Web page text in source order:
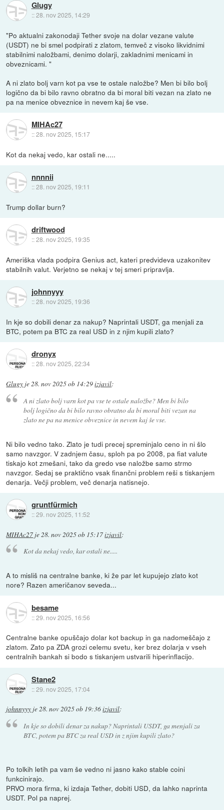
Glugy
::28. nov 2025, 14:29
"Po aktualni zakonodaji Tether svoje na dolar vezane valute
(USDT) ne bi smel podpirati z zlatom, temveč z visoko likvidnimi
stabilnimi naložbami, denimo dolarji, zakladnimi menicami in
obveznicami. "
A ni zlato bolj varn kot pa vse te ostale naložbe? Men bi bilo bolj
logično da bi bilo ravno obratno da bi moral biti vezan na zlato ne
pa na menice obveznice in nevem kaj še vse.
MIHAc27
::28. nov 2025, 15:17
Kot da nekaj vedo, kar ostali ne.....
nnnnii
::28. nov 2025, 19:11
Trump dollar burn?
driftwood
::28. nov 2025, 19:35
Ameriška vlada podpira Genius act, kateri predvideva uzakonitev
stabilnih valut. Verjetno se nekaj v tej smeri pripravlja.
johnnyyy
::28. nov 2025, 19:36
In kje so dobili denar za nakup? Naprintali USDT, ga menjali za
BTC, potem pa BTC za real USD in z njim kupili zlato?
dronyx
::28. nov 2025, 22:34
Glugy je28. nov 2025 ob 14:29izjavil:
A ni zlato bolj varn kot pa vse te ostale naložbe? Men bi bilo
bolj logično da bi bilo ravno obratno da bi moral biti vezan na
zlato ne pa na menice obveznice in nevem kaj še vse.
Ni bilo vedno tako. Zlato je tudi precej spreminjalo ceno in ni šlo
samo navzgor. V zadnjem času, sploh pa po 2008, pa fiat valute
tiskajo kot zmešani, tako da gredo vse naložbe samo strmo
navzgor. Sedaj se praktično vsak finančni problem reši s tiskanjem
denarja. Večji problem, več denarja natisnejo.
gruntfürmich
::29. nov 2025, 11:52
MIHAc27 je28. nov 2025 ob 15:17izjavil:
Kot da nekaj vedo, kar ostali ne.....
A to misliš na centralne banke, ki že par let kupujejo zlato kot
nore? Razen američanov seveda...
besame
::29. nov 2025, 16:56
Centralne banke opuščajo dolar kot backup in ga nadomeščajo z
zlatom. Zato pa ZDA grozi celemu svetu, ker brez dolarja v vseh
centralnih bankah si bodo s tiskanjem ustvarili hiperinflacijo.
Stane2
::29. nov 2025, 17:04
johnnyyy je28. nov 2025 ob 19:36izjavil:
In kje so dobili denar za nakup? Naprintali USDT, ga menjali za
BTC, potem pa BTC za real USD in z njim kupili zlato?
Po tolkih letih pa vam še vedno ni jasno kako stable coini
funkcinirajo.
PRVO mora firma, ki izdaja Tether, dobiti USD, da lahko naprinta
USDT. Pol pa naprej.